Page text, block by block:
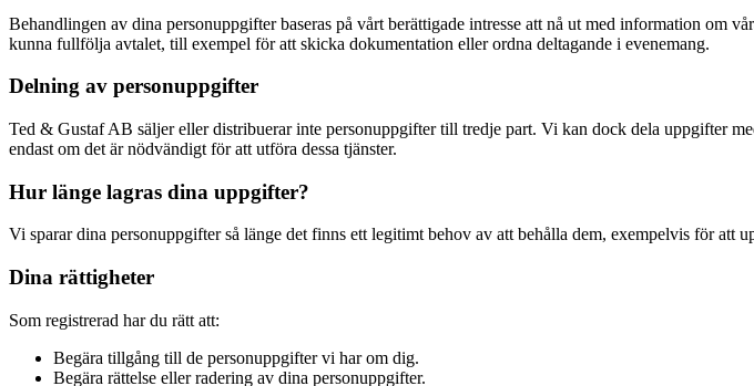
Behandlingen av dina personuppgifter baseras på vårt berättigade intresse att nå ut med information om
kunna fullfölja avtalet, till exempel för att skicka dokumentation eller ordna deltagande i evenemang.
Delning av personuppgifter
Ted & Gustaf AB säljer eller distribuerar inte personuppgifter till tredje part. Vi kan dock dela uppgifter
endast om det är nödvändigt för att utföra dessa tjänster.
Hur länge lagras dina uppgifter?
Vi sparar dina personuppgifter så länge det finns ett legitimt behov av att behålla dem, exempelvis för att
Dina rättigheter
Som registrerad har du rätt att:
Begära tillgång till de personuppgifter vi har om dig.
Begära rättelse eller radering av dina personuppgifter.